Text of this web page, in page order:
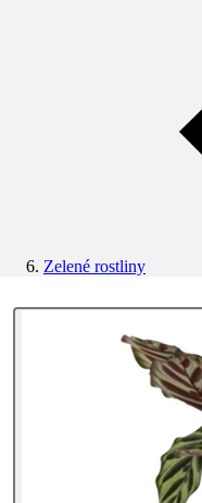
Zelené rostliny